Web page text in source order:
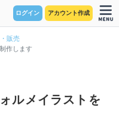
ログイン アカウント作成
販売
作します
ルメイラストを